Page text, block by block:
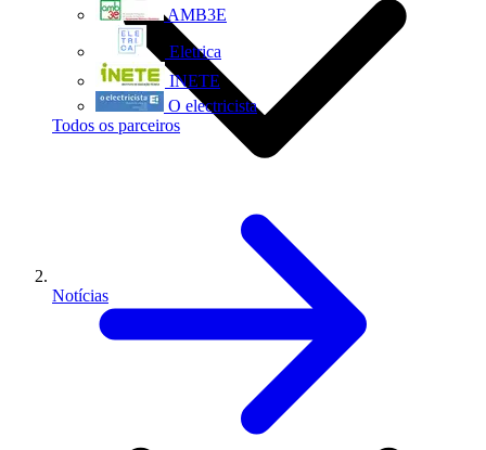
AMB3E
Eletrica
INETE
O electricista
Todos os parceiros
Notícias